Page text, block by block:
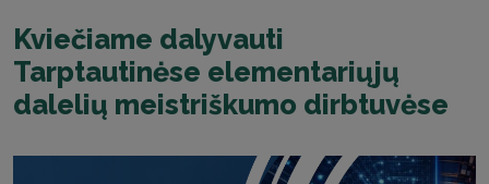
Kviečiame dalyvauti
Tarptautinėse elementariųjų
dalelių meistriškumo dirbtuvėse